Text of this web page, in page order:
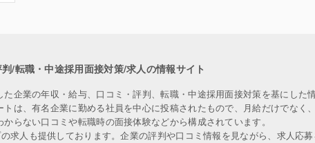
/転職・中途採用面接対策/求人の情報サイト
企業の年収・給与、口コミ・評判、転職・中途採用面接対策を基にした
は、有名企業に勤める社員を中心に投稿されたもので、月給だけでな
らない口コミや転職時の面接体験などから構成されています。
求人も提供しております。企業の評判や口コミ情報を見ながら、求人応募